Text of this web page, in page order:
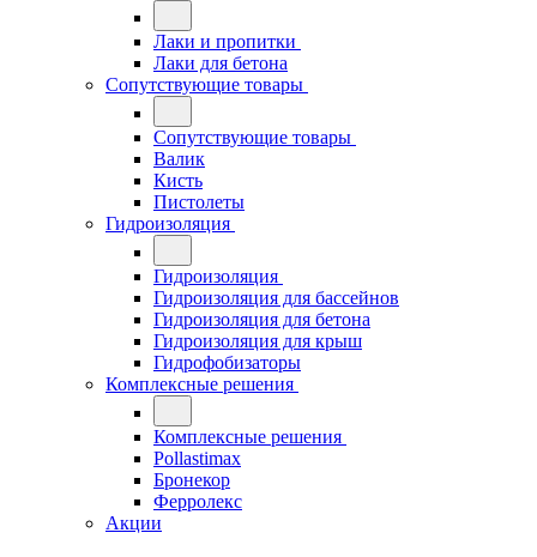
Лаки и пропитки
Лаки для бетона
Сопутствующие товары
Сопутствующие товары
Валик
Кисть
Пистолеты
Гидроизоляция
Гидроизоляция
Гидроизоляция для бассейнов
Гидроизоляция для бетона
Гидроизоляция для крыш
Гидрофобизаторы
Комплексные решения
Комплексные решения
Pollastimax
Бронекор
Ферролекс
Акции